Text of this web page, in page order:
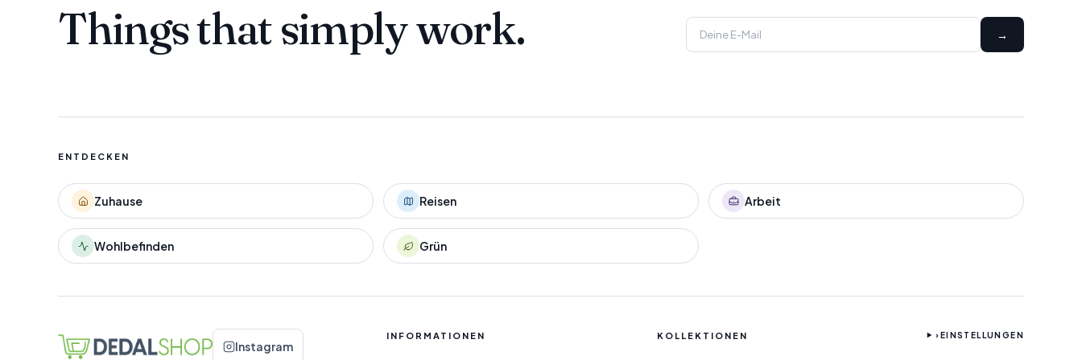
Things that simply work. →
ENTDECKEN
Zuhause Reisen Arbeit
Wohlbefinden Grün
Instagram
INFORMATIONEN KOLLEKTIONEN ›EINSTELLUNGEN